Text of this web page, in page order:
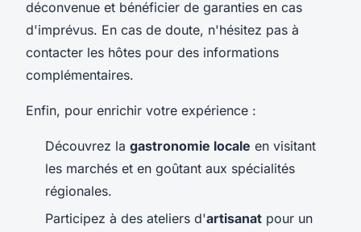
déconvenue et bénéficier de garanties en cas
d'imprévus. En cas de doute, n'hésitez pas à
contacter les hôtes pour des informations
complémentaires.
Enfin, pour enrichir votre expérience :
Découvrez la gastronomie locale en visitant
les marchés et en goûtant aux spécialités
régionales.
Participez à des ateliers d'artisanat pour un